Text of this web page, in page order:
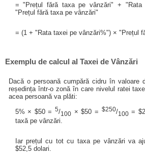
= "Prețul fără taxa pe vânzări" + "Rata
"Prețul fără taxa pe vânzări"
= (1 + "Rata taxei pe vânzări%") × "Prețul
Exemplu de calcul al Taxei de Vânzări
Dacă o persoană cumpără cidru în
reședința într-o zonă în care nivelul ratei
acea persoană va plăti:
5% × $50 =5/100 × $50 = $250/100=
taxă pe vânzări.
Iar prețul cu tot cu taxa pe vânzări va
$52,5 dolari.